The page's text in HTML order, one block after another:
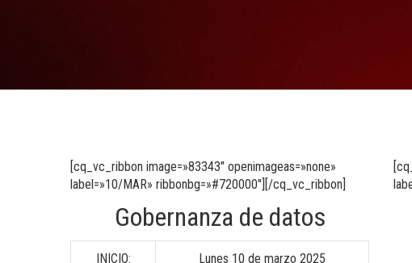
[cq_vc_ribbon image=»83343″ openimageas=»none»
label=»10/MAR» ribbonbg=»#720000″][/cq_vc_ribbon]
Gobernanza de datos
INICIO: Lunes 10 de marzo 2025